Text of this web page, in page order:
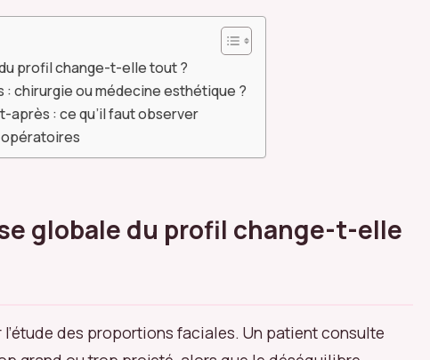
profil change-t-elle tout ?
chirurgie ou médecine esthétique ?
après : ce qu’il faut observer
globale du profil change-t-elle
des proportions faciales. Un patient consulte